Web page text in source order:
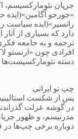
جریان نئومارکسیسم،
«جورجو آگامبن»(ایده
رانسیر»(ایده سیاست
دارد که بسیاری از
ترجمه و به جامعه
افرادی چون «ارنستو
دسته نئومارکسیست‌ها
چپ نو ایرانی
پس از شکست
در گوشه عزلت
مدرنیسم، و ظهور
دوباره برخی چپ‌ها در